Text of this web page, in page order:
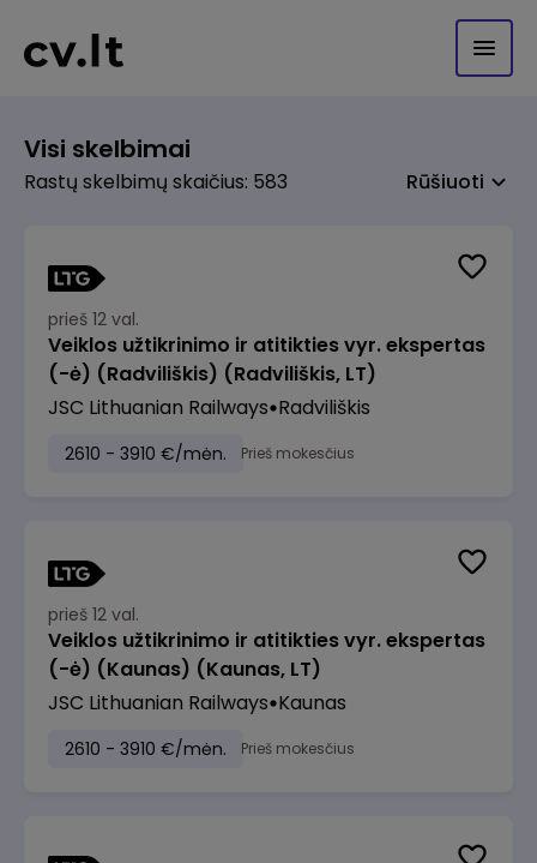
Visi skelbimai
Rastų skelbimų skaičius: 583 Rūšiuoti
prieš 12 val.
Veiklos užtikrinimo ir atitikties vyr. ekspertas
(-ė) (Radviliškis) (Radviliškis, LT)
JSC Lithuanian Railways Radviliškis
2610 - 3910 €/mėn. Prieš mokesčius
prieš 12 val.
Veiklos užtikrinimo ir atitikties vyr. ekspertas
(-ė) (Kaunas) (Kaunas, LT)
JSC Lithuanian Railways Kaunas
2610 - 3910 €/mėn. Prieš mokesčius